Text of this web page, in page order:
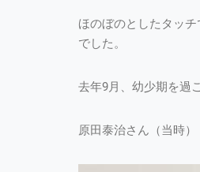
ほのぼのとしたタッ
でした。
去年9月、幼少期を過
原田泰治さん（当時